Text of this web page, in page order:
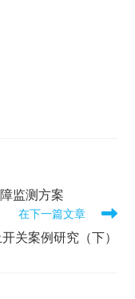
监测方案
在下一篇文章
关案例研究（下）